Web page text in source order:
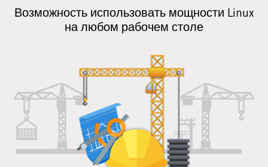
Возможность использовать мощности Linux
на любом рабочем столе